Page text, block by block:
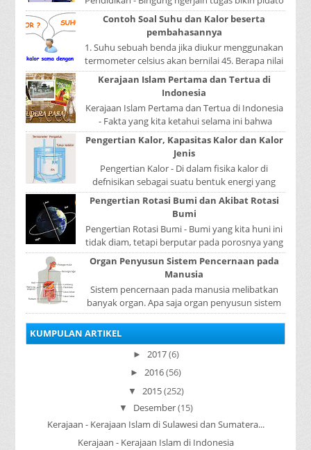
sekolah? Atau sedang nyari kumpulan contoh-
contoh ...
Contoh Soal Suhu dan Kalor beserta
pembahasannya
1. Suhu sebuah benda jika diukur menggunakan
termometer celsius akan bernilai 45. Berapa nilai
yang ditunjukkan oleh termometer Reamur, ...
Kerajaan Islam Pertama dan Tertua di
Indonesia
Kerajaan Islam Pertama dan Tertua di Indonesia
- Fakta yang kita ketahui selama ini bahwa
kerajaan Samudera Pasai merupakan kerajaan ...
Pengertian Kalor, Kapasitas Kalor dan Kalor
Jenis
Pengertian Kalor - Di dalam fisika kalor di
defnisikan sebagai suatu bentuk energi yang
dapat berpindah atau mengalir dari benda yang
...
Pengertian Rotasi Bumi dan Akibat Rotasi
Bumi
Pengertian Rotasi Bumi - Bumi yang kita huni ini
tidak diam, tetapi berputar pada porosnya yang
disebut rotasi bumi. Waktu yang diperlukan...
Organ Penyusun Sistem Pencernaan pada
Manusia
Sistem pencernaan pada manusia melibatkan
banyak organ. Apa saja organ penyusun sistem
pencernaan pada manusia ? Organ penyusun
KUMPULAN ARTIKEL
► 2017(6)
► 2016(56)
▼ 2015(252)
▼ Desember(15)
Kerajaan - Kerajaan Islam di Sulawesi dan Sumatera...
Kerajaan - Kerajaan Islam di Indonesia